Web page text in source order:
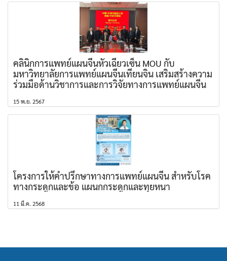
คลินิกการแพทย์แผนจีนหัวเฉียวเซ็น MOU กับ
มหาวิทยาลัยการแพทย์แผนจีนเทียนจิน เสริมสร้างความ
ร่วมมือด้านวิชาการและการวิจัยทางการแพทย์แผนจีน
15 พ.ย. 2567
โครงการให้คำปรึกษาทางการแพทย์แผนจีน สำหรับโรค
ทางกระดูกและข้อ แผนกกระดูกและทุยหนา
11 มี.ค. 2568